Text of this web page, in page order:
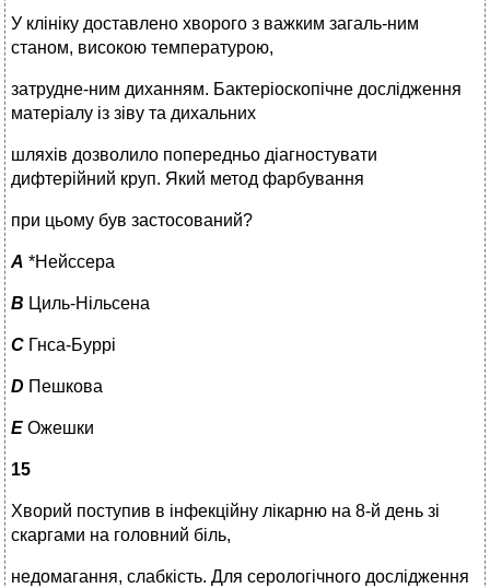
У клініку доставлено хворого з важким загаль-ним
станом, високою температурою,
затрудне-ним диханням. Бактеріоскопічне дослідження
матеріалу із зіву та дихальних
шляхів дозволило попередньо діагностувати
дифтерійний круп. Який метод фарбування
при цьому був застосований?
A *Нейссера
B Циль-Нільсена
C Гнса-Буррі
D Пешкова
E Ожешки
15
Хворий поступив в інфекційну лікарню на 8-й день зі
скаргами на головний біль,
недомагання, слабкість. Для серологічного дослідження